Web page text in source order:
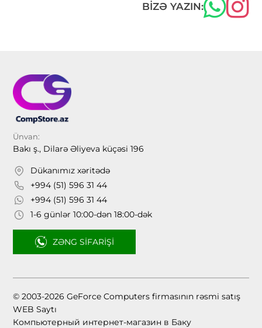
BIZƏ YAZIN:
Ünvan:
Bakı ş., Dilarə Əliyeva küçəsi 196
Dükanımız xəritədə
+994 (51) 596 31 44
+994 (51) 596 31 44
1-6 günlər 10:00-dən 18:00-dək
ZƏNG SIFARIŞI
© 2003-2026 GeForce Computers firmasının rəsmi satış
WEB Saytı
Компьютерный интернет-магазин в Баку